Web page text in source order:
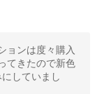
ョンは度々購入
てきたので新色
していまし